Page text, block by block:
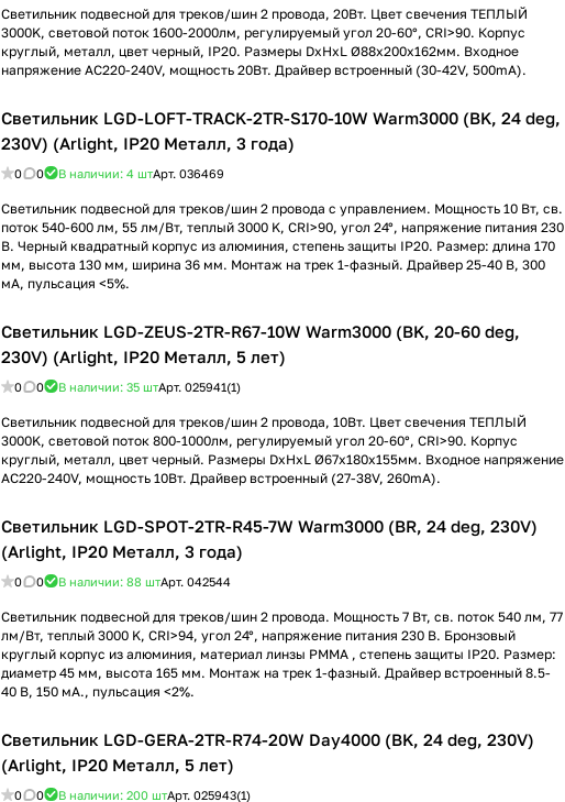
Светильник подвесной для треков/шин 2 провода, 20Вт. Цвет свечения ТЕПЛЫЙ
3000K, световой поток 1600-2000лм, регулируемый угол 20-60°, CRI>90. Корпус
круглый, металл, цвет черный, IP20. Размеры DxHxL Ø88x200x162мм. Входное
напряжение AC220-240V, мощность 20Вт. Драйвер встроенный (30-42V, 500mA).
Светильник LGD-LOFT-TRACK-2TR-S170-10W Warm3000 (BK, 24 deg,
230V) (Arlight, IP20 Металл, 3 года)
0 0 В наличии: 4 штАрт. 036469
Светильник подвесной для треков/шин 2 провода с управлением. Мощность 10 Вт, св.
поток 540-600 лм, 55 лм/Вт, теплый 3000 K, CRI>90, угол 24°, напряжение питания 230
В. Черный квадратный корпус из алюминия, степень защиты IP20. Размер: длина 170
мм, высота 130 мм, ширина 36 мм. Монтаж на трек 1-фазный. Драйвер 25-40 В, 300
мА, пульсация <5%.
Светильник LGD-ZEUS-2TR-R67-10W Warm3000 (BK, 20-60 deg,
230V) (Arlight, IP20 Металл, 5 лет)
0 0 В наличии: 35 штАрт. 025941(1)
Светильник подвесной для треков/шин 2 провода, 10Вт. Цвет свечения ТЕПЛЫЙ
3000K, световой поток 800-1000лм, регулируемый угол 20-60°, CRI>90. Корпус
круглый, металл, цвет черный. Размеры DxHxL Ø67x180x155мм. Входное напряжение
AC220-240V, мощность 10Вт. Драйвер встроенный (27-38V, 260mA).
Светильник LGD-SPOT-2TR-R45-7W Warm3000 (BR, 24 deg, 230V)
(Arlight, IP20 Металл, 3 года)
0 0 В наличии: 88 штАрт. 042544
Светильник подвесной для треков/шин 2 провода. Мощность 7 Вт, св. поток 540 лм, 77
лм/Вт, теплый 3000 K, CRI>94, угол 24°, напряжение питания 230 В. Бронзовый
круглый корпус из алюминия, материал линзы PMMA , степень защиты IP20. Размер:
диаметр 45 мм, высота 165 мм. Монтаж на трек 1-фазный. Драйвер встроенный 8.5-
40 В, 150 мА., пульсация <2%.
Светильник LGD-GERA-2TR-R74-20W Day4000 (BK, 24 deg, 230V)
(Arlight, IP20 Металл, 5 лет)
0 0 В наличии: 200 штАрт. 025943(1)